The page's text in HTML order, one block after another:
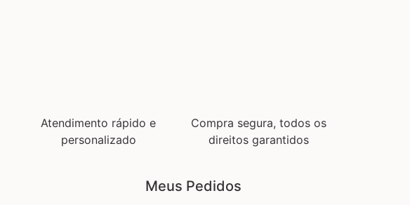
Atendimento rápido e
personalizado
Compra segura, todos os
direitos garantidos
Meus Pedidos